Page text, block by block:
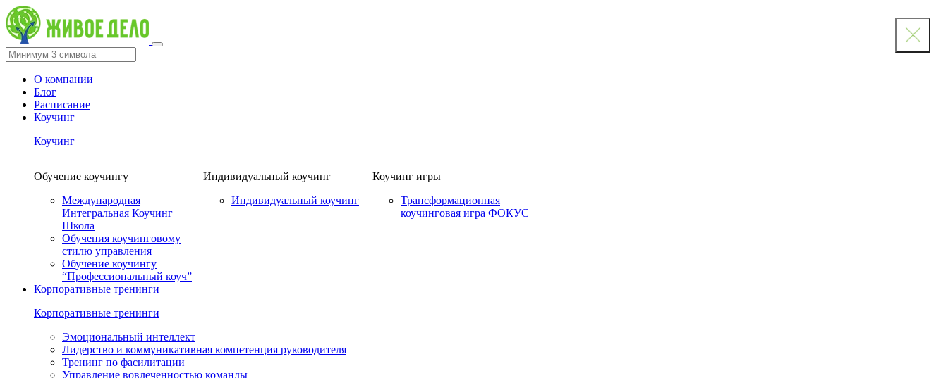
О компании
Блог
Расписание
Коучинг
Коучинг
Обучение коучингу
Международная
Интегральная Коучинг
Школа
Обучения коучинговому
стилю управления
Обучение коучингу
“Профессиональный коуч”
Индивидуальный коучинг
Индивидуальный коучинг
Коучинг игры
Трансформационная
коучинговая игра ФОКУС
Корпоративные тренинги
Корпоративные тренинги
Эмоциональный интеллект
Лидерство и коммуникативная компетенция руководителя
Тренинг по фасилитации
Управление вовлеченностью команды